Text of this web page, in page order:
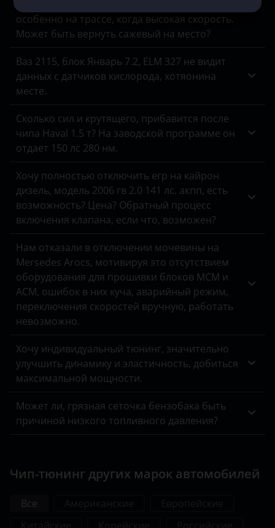
ЗАЗ
УАЗ
особенно на трассе, когда высокая скорость.
Может быть вернуть сажевый на место?
Ваз 2115, блок Январь 7.2, ELM 327 не видит
данных с датчиков кислорода, хотяонина
месте.
Сколько сил и крутящего, прибавится после
чипа Haval 1.5 т? На заводской программе он
отдает 150 лс 280 нм.
Хочу полностью отключить егр на кайрон
дизель, модель 2006 гв 2.0 141 лс. акпп, есть
возможность? Цена? Обратный процесс
включения клапана, если что, возможен?
Нам отказали в отключении мочевины на
Mersedes Arocs, мотивируя это отсутствием
оборудования для прошивки блоков MCM и
ACM, ошибок в них куча, аварийный режим,
переключения скоростей вручную, работать
невозможно.
Хочу индивидуальный тюнинг, значительно
улучшить динамику и эластичность, добиться
максимальной мощности.
Может ли, грязная сеточка бензобака быть
причиной низкого топливного давления?
Чип-тюнинг других марок автомобилей
Все